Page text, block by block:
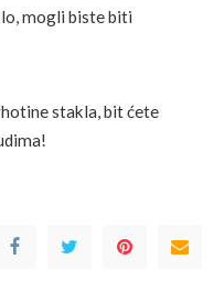
mogli biste biti
stakla, bit ćete